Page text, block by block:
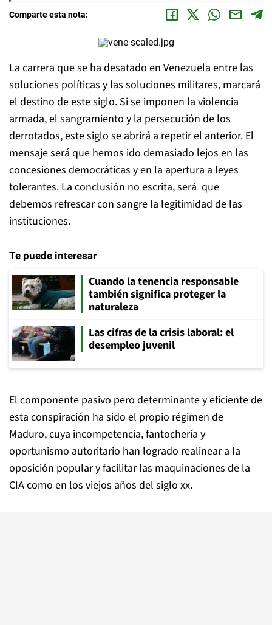
Comparte esta nota:
La carrera que se ha desatado en Venezuela entre las
soluciones políticas y las soluciones militares, marcará
el destino de este siglo. Si se imponen la violencia
armada, el sangramiento y la persecución de los
derrotados, este siglo se abrirá a repetir el anterior. El
mensaje será que hemos ido demasiado lejos en las
concesiones democráticas y en la apertura a leyes
tolerantes. La conclusión no escrita, será que
debemos refrescar con sangre la legitimidad de las
instituciones.
Te puede interesar
Cuando la tenencia responsable
también significa proteger la
naturaleza
Las cifras de la crisis laboral: el
desempleo juvenil
El componente pasivo pero determinante y eficiente de
esta conspiración ha sido el propio régimen de
Maduro, cuya incompetencia, fantochería y
oportunismo autoritario han logrado realinear a la
oposición popular y facilitar las maquinaciones de la
CIA como en los viejos años del siglo xx.